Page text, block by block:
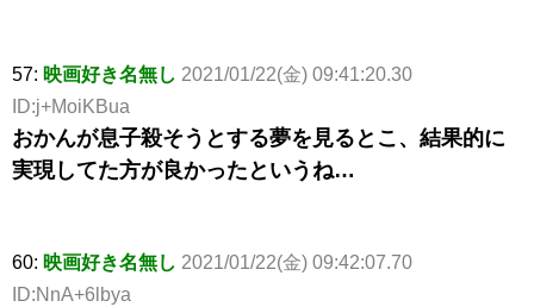
57: 映画好き名無し 2021/01/22(金) 09:41:20.30
ID:j+MoiKBua
おかんが息子殺そうとする夢を見るとこ、結果的に
実現してた方が良かったというね…
60: 映画好き名無し 2021/01/22(金) 09:42:07.70
ID:NnA+6lbya